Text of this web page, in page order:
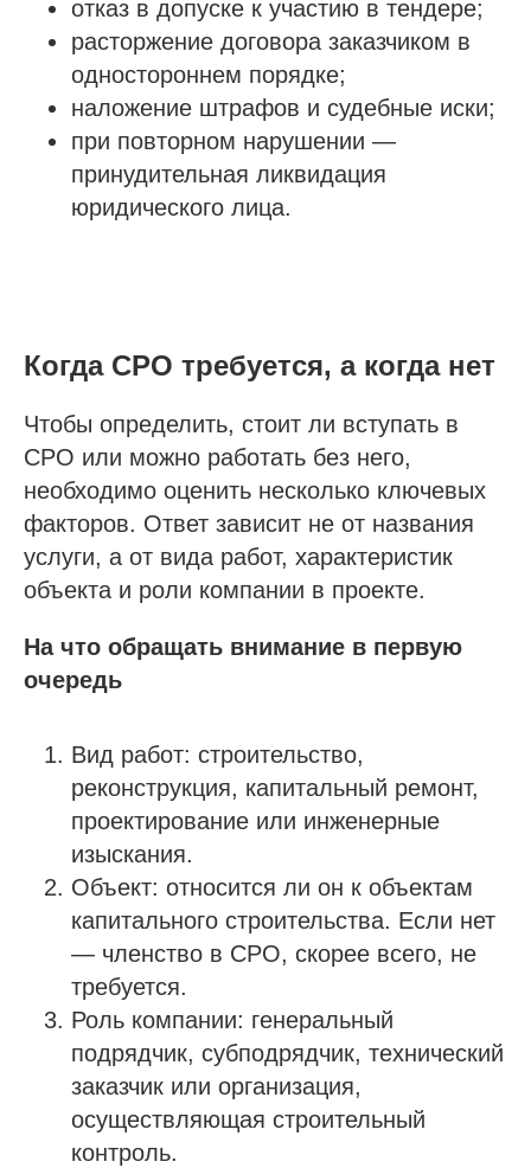
отказ в допуске к участию в тендере;
расторжение договора заказчиком в
одностороннем порядке;
наложение штрафов и судебные иски;
при повторном нарушении —
принудительная ликвидация
юридического лица.
Когда СРО требуется, а когда нет
Чтобы определить, стоит ли вступать в
СРО или можно работать без него,
необходимо оценить несколько ключевых
факторов. Ответ зависит не от названия
услуги, а от вида работ, характеристик
объекта и роли компании в проекте.
На что обращать внимание в первую
очередь
Вид работ: строительство,
реконструкция, капитальный ремонт,
проектирование или инженерные
изыскания.
Объект: относится ли он к объектам
капитального строительства. Если нет
— членство в СРО, скорее всего, не
требуется.
Роль компании: генеральный
подрядчик, субподрядчик, технический
заказчик или организация,
осуществляющая строительный
контроль.